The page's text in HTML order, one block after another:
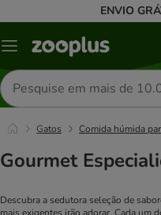
ENVIO
Menu
Pesquisar
produtos
Gatos Comida húmida
Gourmet
Descubra a sedutora seleção de